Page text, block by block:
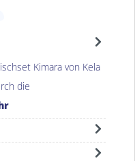
Kimara von Kela
die